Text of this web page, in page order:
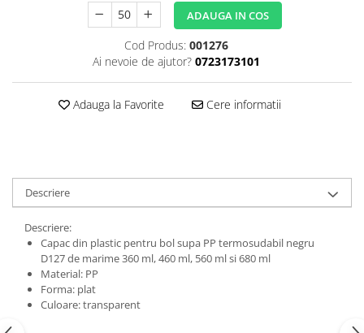
ADAUGA IN COS
Cod Produs: 001276
Ai nevoie de ajutor? 0723173101
Adauga la Favorite Cere informatii
Descriere
Descriere:
Capac din plastic pentru bol supa PP termosudabil negru
D127 de marime 360 ml, 460 ml, 560 ml si 680 ml
Material: PP
Forma: plat
Culoare: transparent